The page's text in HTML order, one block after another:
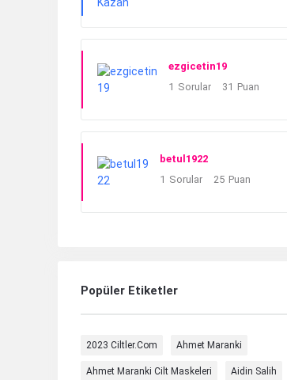
ezgicetin19
1 Sorular 31 Puan
betul1922
1 Sorular 25 Puan
Popüler Etiketler
2023 Ciltler.com Ahmet Maranki
Ahmet Maranki Cilt Maskeleri Aidin Salih